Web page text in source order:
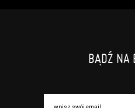
BĄDŹ NA